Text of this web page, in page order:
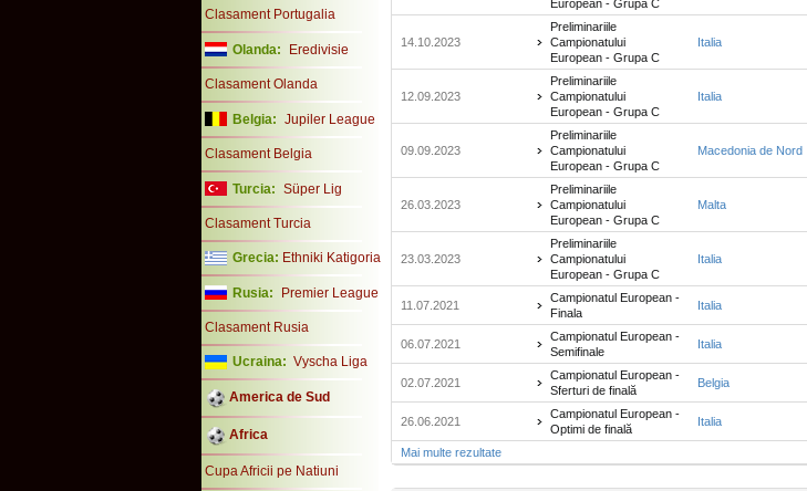
Clasament Portugalia
Olanda: Eredivisie
Clasament Olanda
Belgia: Jupiler League
Clasament Belgia
Turcia: Süper Lig
Clasament Turcia
Grecia: Ethniki Katigoria
Rusia: Premier League
Clasament Rusia
Ucraina: Vyscha Liga
America de Sud
Africa
Cupa Africii pe Natiuni
European - Grupa C
14.10.2023
Preliminariile
Campionatului
European - Grupa C
Italia
12.09.2023
Preliminariile
Campionatului
European - Grupa C
Italia
09.09.2023
Preliminariile
Campionatului
European - Grupa C
Macedonia de Nord
26.03.2023
Preliminariile
Campionatului
European - Grupa C
Malta
23.03.2023
Preliminariile
Campionatului
European - Grupa C
Italia
11.07.2021
Campionatul European -
Finala
Italia
06.07.2021
Campionatul European -
Semifinale
Italia
02.07.2021
Campionatul European -
Sferturi de finală
Belgia
26.06.2021
Campionatul European -
Optimi de finală
Italia
Mai multe rezultate